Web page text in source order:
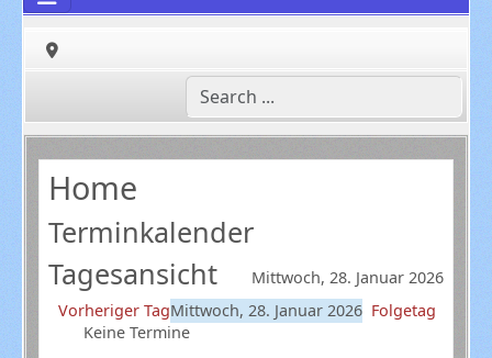
Home
Terminkalender
Tagesansicht
Mittwoch, 28. Januar 2026
Vorheriger TagMittwoch, 28. Januar 2026 Folgetag
Keine Termine